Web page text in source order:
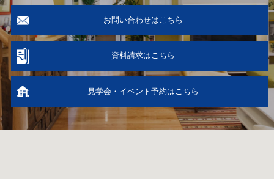
お問い合わせはこちら
資料請求はこちら
見学会・イベント予約はこちら